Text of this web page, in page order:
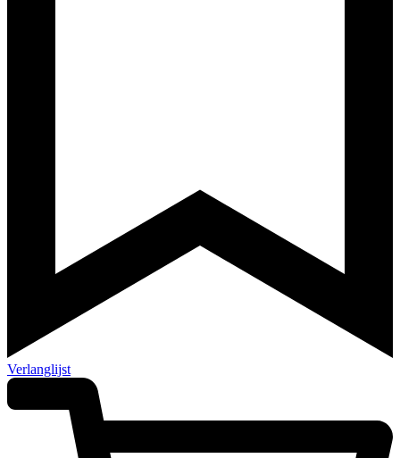
Verlanglijst